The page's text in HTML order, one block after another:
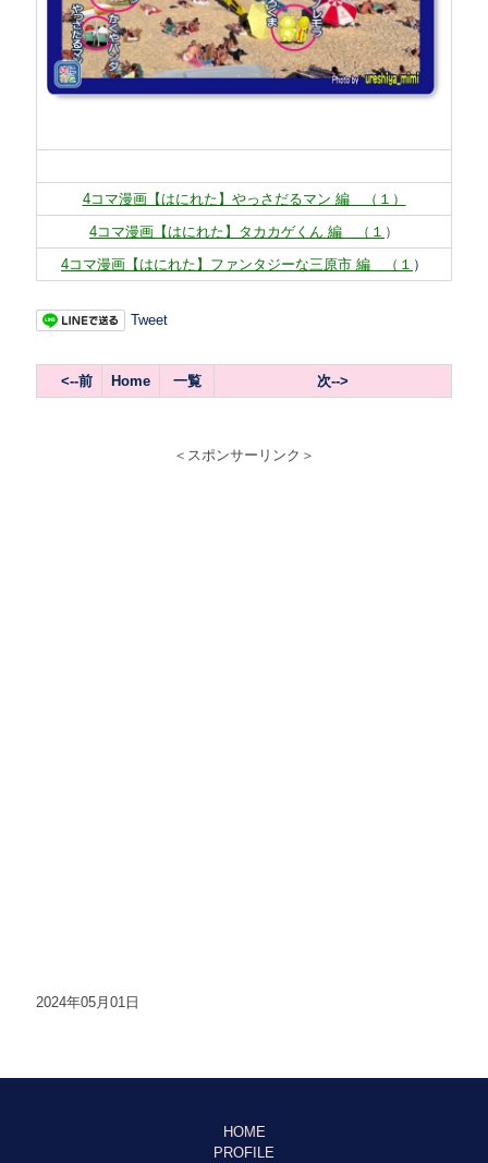
4コマ漫画【はにれた】やっさだるマン 編 （１）
4コマ漫画【はにれた】タカカゲくん 編 （１ ）
4コマ漫画【はにれた】ファンタジーな三原市 編 （１ ）
Tweet
<--前 Home 一覧 次-->
＜スポンサーリンク＞
2024年05月01日
HOME
PROFILE